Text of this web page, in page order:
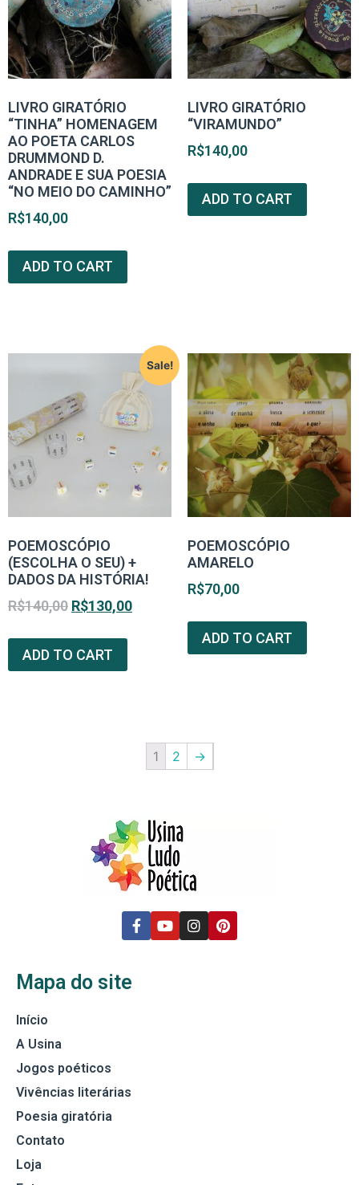
LIVRO GIRATÓRIO
“TINHA” HOMENAGEM
AO POETA CARLOS
DRUMMOND D.
ANDRADE E SUA POESIA
“NO MEIO DO CAMINHO”
R$140,00
ADD TO CART
LIVRO GIRATÓRIO
“VIRAMUNDO”
R$140,00
ADD TO CART
Sale!
POEMOSCÓPIO
(ESCOLHA O SEU) +
DADOS DA HISTÓRIA!
R$140,00 R$130,00
ADD TO CART
POEMOSCÓPIO
AMARELO
R$70,00
ADD TO CART
1 2 →
Mapa do site
Início
A Usina
Jogos poéticos
Vivências literárias
Poesia giratória
Contato
Loja